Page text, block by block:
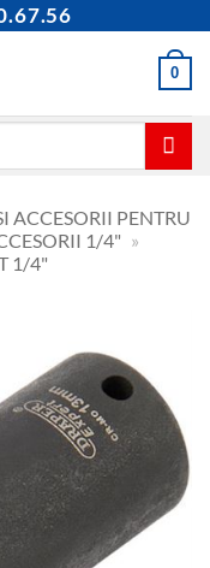
0
ACCESORII PENTRU
1/4" »
1/4"